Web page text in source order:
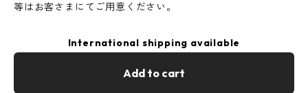
等はお客さまにてご用意ください。
International shipping available
Add to cart